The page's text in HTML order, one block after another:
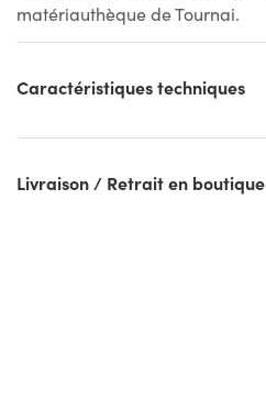
matériauthèque de Tournai.
Caractéristiques techniques
Livraison / Retrait en boutique